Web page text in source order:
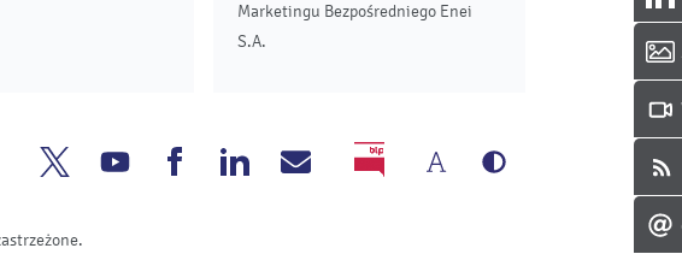
Marketingu Bezpośredniego Enei
S.A.
Enea Enea
Enea Enea NapiszBIP
ZmieńWersja